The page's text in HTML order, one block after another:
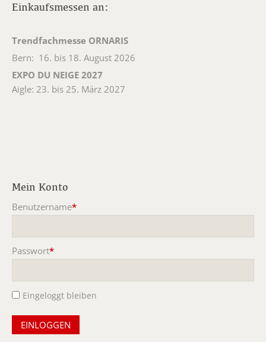
Einkaufsmessen an:
Trendfachmesse ORNARIS
Bern: 16. bis 18. August 2026
EXPO DU NEIGE 2027
Aigle: 23. bis 25. März 2027
Mein Konto
Benutzername*
Passwort*
Eingeloggt bleiben